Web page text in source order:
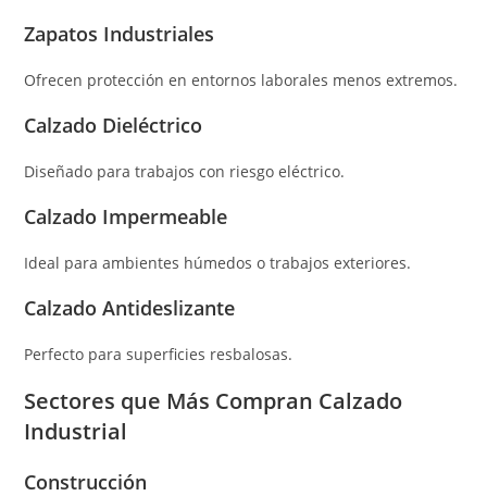
Zapatos Industriales
Ofrecen protección en entornos laborales menos extremos.
Calzado Dieléctrico
Diseñado para trabajos con riesgo eléctrico.
Calzado Impermeable
Ideal para ambientes húmedos o trabajos exteriores.
Calzado Antideslizante
Perfecto para superficies resbalosas.
Sectores que Más Compran Calzado
Industrial
Construcción